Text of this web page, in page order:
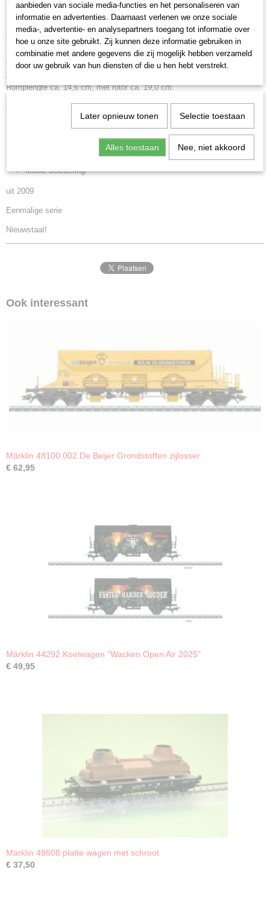
Rgs platte wagon van de Italiaanse Staatsspoorwegen (FS). Bell-Agusta
multifunctionele helikopter van de Italiaanse Militaire Luchtmacht.
Model: transportwagon met beweegbare steunpalen. Lengte over buffers
22,9 cm. Helikoptermodel met metalen romp en overige onderdelen van
gedetailleerde kunststof. Hoofd- en staartrotoren zijn draaibaar.
Afzonderlijk aangebrachte details. Authentieke kleurstelling en belettering.
Romplengte ca. 14,6 cm, met rotor ca. 19,0 cm.
Metaalconstructie.
Authentiek schilderwerk.
Mooie belettering.
uit 2009
Eenmalige serie
Nieuwstaat!
Ook interessant
Märklin 48100.002 De Beijer Grondstoffen zijlosser
€ 62,95
Märklin 44292 Koelwagen "Wacken Open Air 2025"
€ 49,95
Märklin 48608 platte wagen met schroot
€ 37,50
aanbieden van sociale media-functies en het personaliseren van
informatie en advertenties. Daarnaast verlenen we onze sociale
media-, advertentie- en analysepartners toegang tot informatie over
hoe u onze site gebruikt. Zij kunnen deze informatie gebruiken in
combinatie met andere gegevens die zij mogelijk hebben verzameld
door uw gebruik van hun diensten of die u hen hebt verstrekt.
Later opnieuw tonen Selectie toestaan
Alles toestaan Nee, niet akkoord